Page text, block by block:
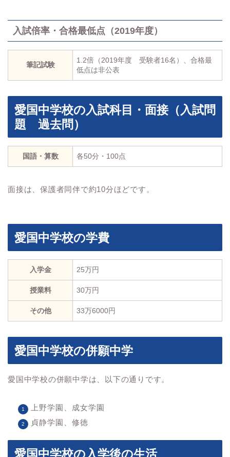
入試倍率・合格最低点（2019年度）
筆記試験
1.2倍（2019年度 受験者16名）、合格最
低点は非公表
愛国中学校の入試科目・面接（入試問
題 過去問）
国語・算数 各50分・100点
面接は、保護者同伴で約10分ほどです。
愛国中学校の学費
入学金 25万円
授業料 30万円
その他 33万6000円
愛国中学校の併願中学
愛国中学校の併願中学は、以下の通りです。
上野学園、成女学園
貞静学園、修徳
愛国中学校の入学後の生活